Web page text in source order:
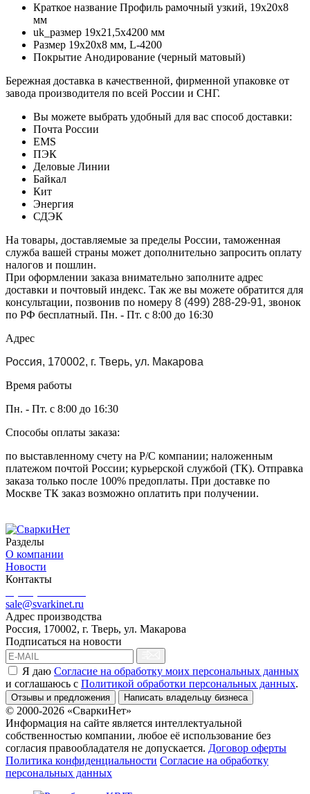
Краткое название Профиль рамочный узкий, 19х20х8
мм
uk_размер 19х21,5х4200 мм
Размер 19х20х8 мм, L-4200
Покрытие Анодирование (черный матовый)
Бережная доставка в качественной, фирменной упаковке от
завода производителя по всей России и СНГ.
Вы можете выбрать удобный для вас способ доставки:
Почта России
EMS
ПЭК
Деловые Линии
Байкал
Кит
Энергия
СДЭК
На товары, доставляемые за пределы России, таможенная
служба вашей страны может дополнительно запросить оплату
налогов и пошлин.
При оформлении заказа внимательно заполните адрес
доставки и почтовый индекс. Так же вы можете обратится для
консультации, позвонив по номеру 8 (499) 288-29-91, звонок
по РФ бесплатный. Пн. - Пт. с 8:00 до 16:30
Адрес
Россия, 170002, г. Тверь, ул. Макарова
Время работы
Пн. - Пт. с 8:00 до 16:30
Способы оплаты заказа:
по выставленному счету на Р/С компании; наложенным
платежом почтой России; курьерской службой (ТК). Отправка
заказа только после 100% предоплаты. При доставке по
Москве ТК заказ возможно оплатить при получении.
Разделы
О компании
Новости
Контакты
sale@svarkinet.ru
Адрес производства
Россия, 170002, г. Тверь, ул. Макарова
Подписаться на новости
Я даю Согласие на обработку моих персональных данных
и соглашаюсь c Политикой обработки персональных данных.
Отзывы и предложения Написать владельцу бизнеса
© 2000-2026 «СваркиНет»
Информация на сайте является интеллектуальной
собственностью компании, любое её использование без
согласия правообладателя не допускается. Договор оферты
Политика конфиденциальности Согласие на обработку
персональных данных